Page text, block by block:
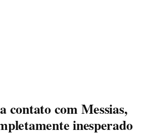
contato com Messias,
inesperado